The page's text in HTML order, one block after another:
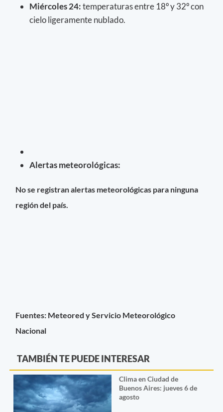
Miércoles 24:temperaturas entre 18º y 32º con
cielo ligeramente nublado.
Alertas meteorológicas:
No se registran alertas meteorológicas para ninguna
región del país.
Fuentes: Meteored y Servicio Meteorológico
Nacional
TAMBIÉN TE PUEDE INTERESAR
Clima en Ciudad de
Buenos Aires: jueves 6 de
agosto